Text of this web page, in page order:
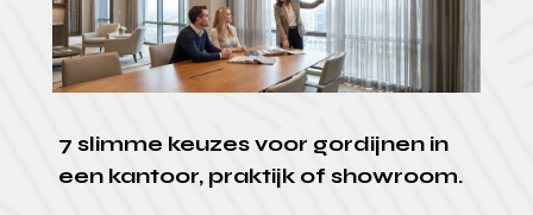
7 slimme keuzes voor gordijnen in
een kantoor, praktijk of showroom.